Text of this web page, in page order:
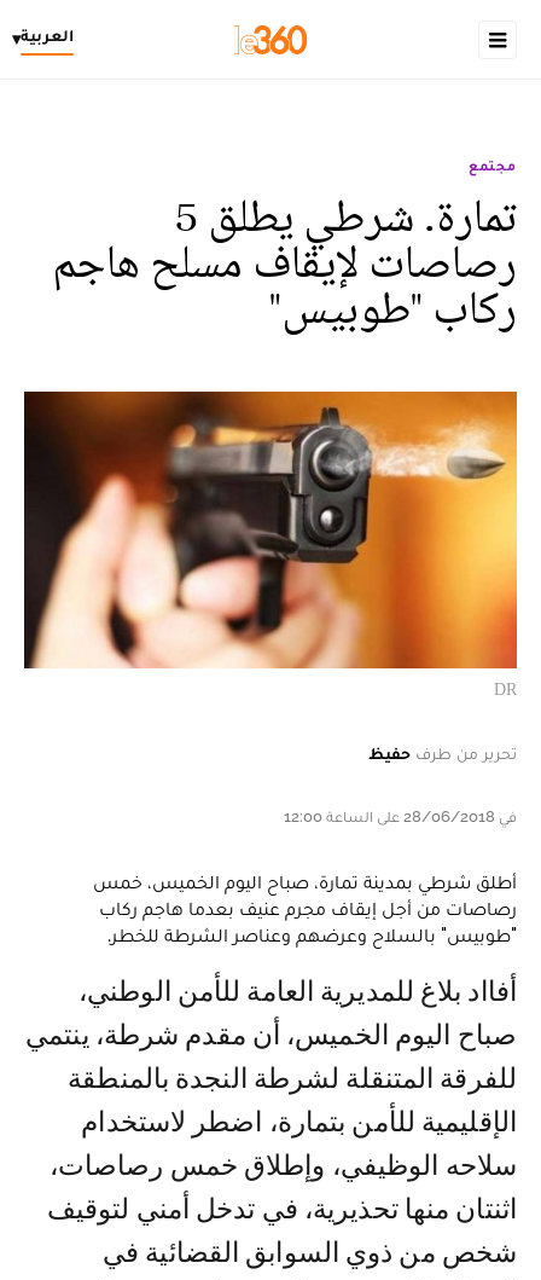
العربية▾
مجتمع
تمارة. شرطي يطلق 5
رصاصات لإيقاف مسلح هاجم
ركاب "طوبيس"
DR
تحرير من طرف حفيظ
في 28/06/2018 على الساعة 12:00
أطلق شرطي بمدينة تمارة، صباح اليوم الخميس، خمس
رصاصات من أجل إيقاف مجرم عنيف بعدما هاجم ركاب
"طوبيس" بالسلاح وعرضهم وعناصر الشرطة للخطر.
صباح اليوم الخميس، أن مقدم شرطة، ينتمي
للفرقة المتنقلة لشرطة النجدة بالمنطقة
الإقليمية للأمن بتمارة، اضطر لاستخدام
سلاحه الوظيفي، وإطلاق خمس رصاصات،
اثنتان منها تحذيرية، في تدخل أمني لتوقيف
شخص من ذوي السوابق القضائية في